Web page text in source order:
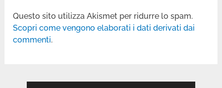
Questo sito utilizza Akismet per ridurre lo spam.
Scopri come vengono elaborati i dati derivati dai
commenti.